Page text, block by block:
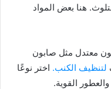
هنا بعض المواد
معتدل مثل صابون
لتنظيف الكنب. اختر نوعًا
والعطور القوية.